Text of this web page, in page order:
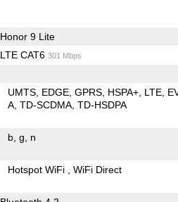
Honor 9 Lite
LTE CAT6 301 Mbps
UMTS EDGE GPRS HSPA+ LTE
A TD-SCDMA TD-HSDPA
b g n
Hotspot WiFi WiFi Direct